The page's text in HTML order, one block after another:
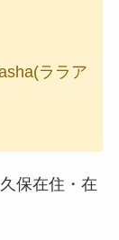
ララア
保在住・在